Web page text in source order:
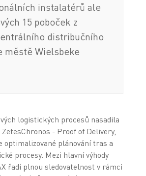
instalatérů ale
15 poboček z
distribučního
městě Wielsbeke
logistických procesů nasadila
- Proof of Delivery,
optimalizované plánování tras a
procesy. Mezi hlavní výhody
řadí plnou sledovatelnost v rámci